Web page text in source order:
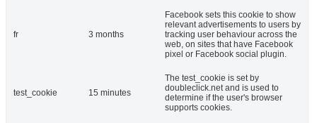
fr 3 months
Facebook sets this cookie to show
relevant advertisements to users by
tracking user behaviour across the
web, on sites that have Facebook
pixel or Facebook social plugin.
test_cookie 15 minutes
The test_cookie is set by
doubleclick.net and is used to
determine if the user's browser
supports cookies.